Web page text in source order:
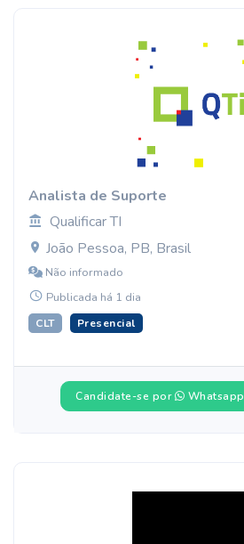
Analista de Suporte
Qualificar TI
João Pessoa, PB, Brasil
Não informado
Publicada há 1 dia
CLT Presencial
Candidate-se por Whatsapp